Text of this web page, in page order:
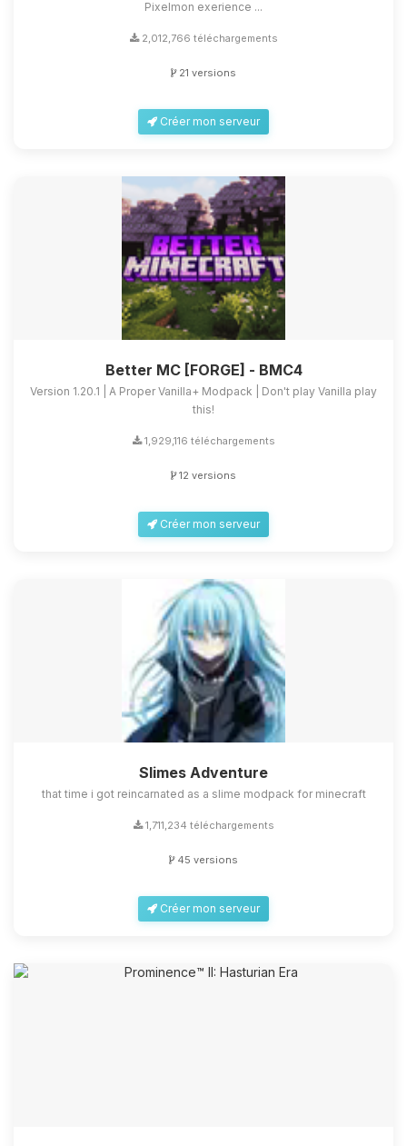
Pixelmon exerience ...
2,012,766 téléchargements
21 versions
Créer mon serveur
Better MC [FORGE] - BMC4
Version 1.20.1 | A Proper Vanilla+ Modpack | Don't play Vanilla play
this!
1,929,116 téléchargements
12 versions
Créer mon serveur
Slimes Adventure
that time i got reincarnated as a slime modpack for minecraft
1,711,234 téléchargements
45 versions
Créer mon serveur